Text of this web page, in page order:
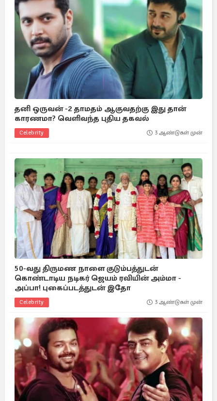
தனி ஒருவன் -2 தாமதம் ஆகுவதற்கு இது தான்
காரணமா? வெளிவந்த புதிய தகவல்
Celebrity 3 ஆண்டுகள் முன்
50-வது திருமண நாளை குடும்பத்துடன்
கொண்டாடிய நடிகர் ஜெயம் ரவியின் அம்மா -
அப்பா! புகைப்படத்துடன் இதோ
Celebrity 3 ஆண்டுகள் முன்